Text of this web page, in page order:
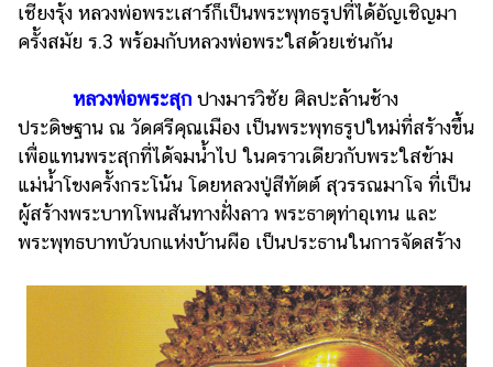
เชียงรุ้ง หลวงพ่อพระเสาร์ก็เป็นพระพุทธรูปที่ได้อัญเชิญมา
ครั้งสมัย ร.3 พร้อมกับหลวงพ่อพระใสด้วยเช่นกัน
หลวงพ่อพระสุก ปางมารวิชัย ศิลปะล้านช้าง
ประดิษฐาน ณ วัดศรีคุณเมือง เป็นพระพุทธรูปใหม่ที่สร้างขึ้น
เพื่อแทนพระสุกที่ได้จมน้ำไป ในคราวเดียวกับพระใสข้าม
แม่น้ำโขงครั้งกระโน้น โดยหลวงปู่สีทัตต์ สุวรรณมาโจ ที่เป็น
ผู้สร้างพระบาทโพนสันทางฝั่งลาว พระธาตุท่าอุเทน และ
พระพุทธบาทบัวบกแห่งบ้านผือ เป็นประธานในการจัดสร้าง